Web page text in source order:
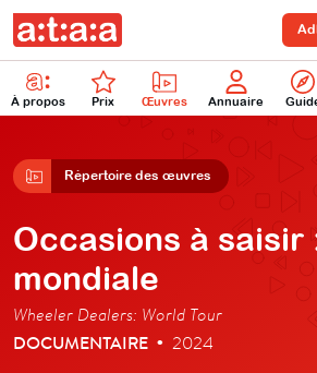
À propos Prix Œuvres Annuaire
Répertoire des œuvres
Occasions à saisir
mondiale
Wheeler Dealers: World Tour
DOCUMENTAIRE • 2024